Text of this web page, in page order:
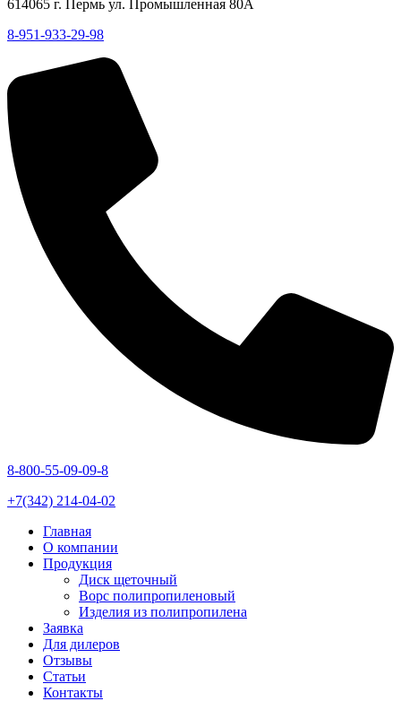
614065 г. Пермь ул. Промышленная 80А
8-951-933-29-98
8-800-55-09-09-8
+7(342) 214-04-02
Главная
О компании
Продукция
Диск щеточный
Ворс полипропиленовый
Изделия из полипропилена
Заявка
Для дилеров
Отзывы
Статьи
Контакты